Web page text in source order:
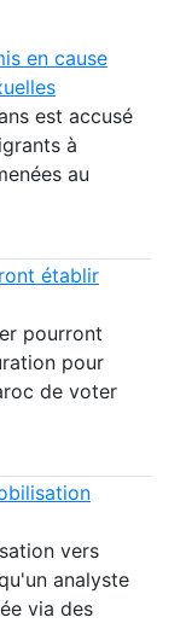
en cause
est accusé
à
au
établir
pourront
pour
de voter
vers
analyste
via des